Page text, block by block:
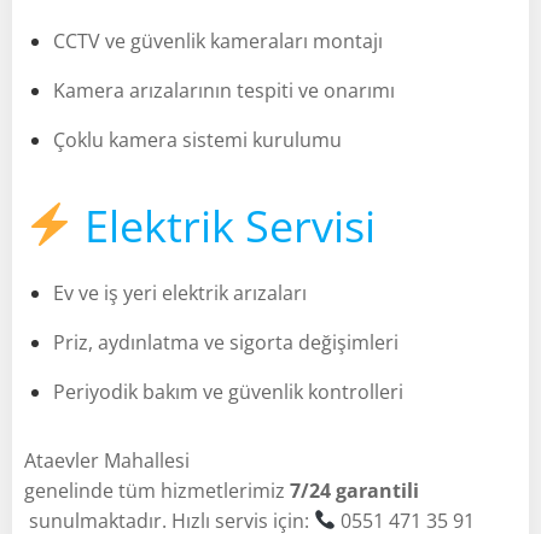
CCTV ve güvenlik kameraları montajı
Kamera arızalarının tespiti ve onarımı
Çoklu kamera sistemi kurulumu
Elektrik Servisi
Ev ve iş yeri elektrik arızaları
Priz, aydınlatma ve sigorta değişimleri
Periyodik bakım ve güvenlik kontrolleri
Ataevler Mahallesi
genelinde tüm hizmetlerimiz 7/24 garantili
sunulmaktadır. Hızlı servis için:
0551 471 35 91